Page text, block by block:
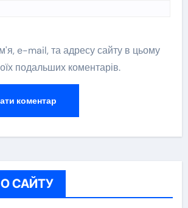
e-mail, та адресу сайту в цьому
подальших коментарів.
САЙТУ